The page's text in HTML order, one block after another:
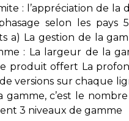
: l’appréciation de la
selon les pays
a) La gestion de la
: La largeur de la
produit offert La
versions sur chaque
c’est le
3 niveaux de gamme